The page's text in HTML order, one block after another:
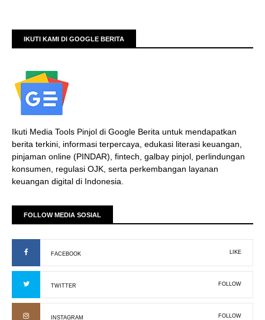
IKUTI KAMI DI GOOGLE BERITA
Ikuti Media Tools Pinjol di Google Berita untuk mendapatkan
berita terkini, informasi terpercaya, edukasi literasi keuangan,
pinjaman online (PINDAR), fintech, galbay pinjol, perlindungan
konsumen, regulasi OJK, serta perkembangan layanan
keuangan digital di Indonesia.
FOLLOW MEDIA SOSIAL
FACEBOOK LIKE
TWITTER FOLLOW
INSTAGRAM FOLLOW